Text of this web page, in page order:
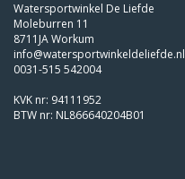
Watersportwinkel De Liefde
Moleburren 11
8711JA Workum
info@watersportwinkeldeliefde.nl
0031-515 542004
KVK nr: 94111952
BTW nr: NL866640204B01